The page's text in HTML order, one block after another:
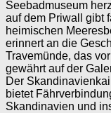
Seebadmuseum
auf dem Priwall gibt
heimischen
erinnert an die
Travemünde, das
gewährt auf der
Der
bietet
Skandinavien und